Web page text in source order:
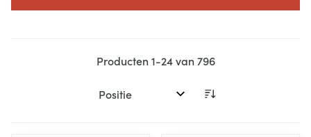
Producten1-24van796
Sorteer op: